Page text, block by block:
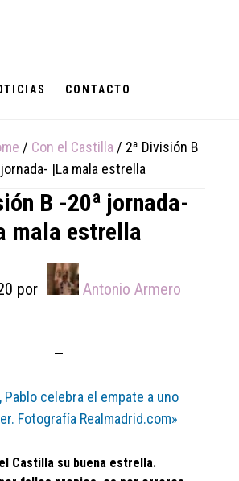
CONTACTO
/ Con el Castilla / 2ª División B
|La mala estrella
B -20ª jornada-
mala estrella
por Antonio Armero
Pablo celebra el empate a uno
Fotografía Realmadrid.com»
Castilla su buena estrella.